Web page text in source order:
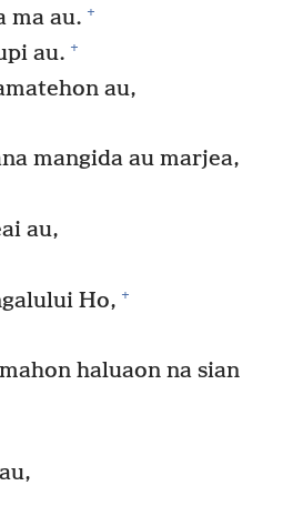
ma au. +
au. +
au,
mangida au marjea,
au,
Ho, +
haluaon na sian